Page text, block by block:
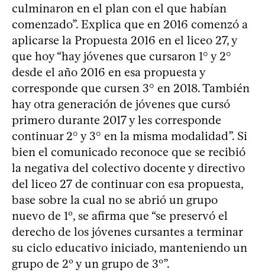
culminaron en el plan con el que habían
comenzado”. Explica que en 2016 comenzó a
aplicarse la Propuesta 2016 en el liceo 27, y
que hoy “hay jóvenes que cursaron 1° y 2°
desde el año 2016 en esa propuesta y
corresponde que cursen 3° en 2018. También
hay otra generación de jóvenes que cursó
primero durante 2017 y les corresponde
continuar 2° y 3° en la misma modalidad”. Si
bien el comunicado reconoce que se recibió
la negativa del colectivo docente y directivo
del liceo 27 de continuar con esa propuesta,
base sobre la cual no se abrió un grupo
nuevo de 1º, se afirma que “se preservó el
derecho de los jóvenes cursantes a terminar
su ciclo educativo iniciado, manteniendo un
grupo de 2º y un grupo de 3º”.